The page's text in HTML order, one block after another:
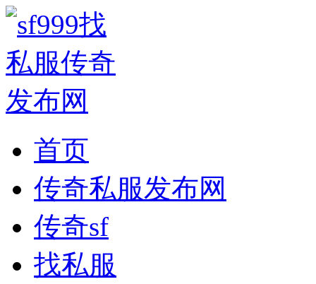
首页
传奇私服发布网
传奇sf
找私服